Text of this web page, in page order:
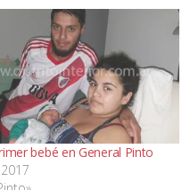
bebé en General Pinto